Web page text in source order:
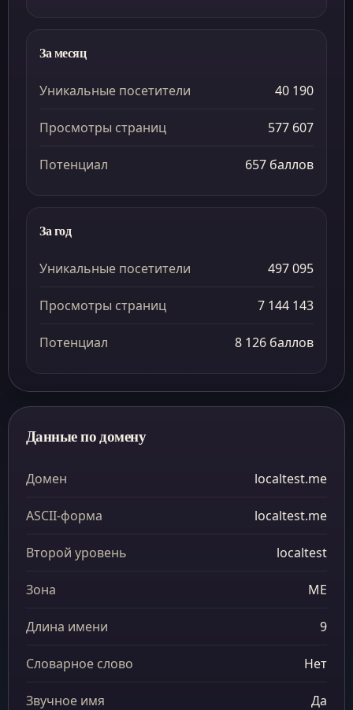
За месяц
Уникальные посетители 40 190
Просмотры страниц 577 607
Потенциал 657 баллов
За год
Уникальные посетители 497 095
Просмотры страниц 7 144 143
Потенциал 8 126 баллов
Данные по домену
Домен localtest.me
ASCII-форма localtest.me
Второй уровень localtest
Зона ME
Длина имени 9
Словарное слово Нет
Звучное имя Да